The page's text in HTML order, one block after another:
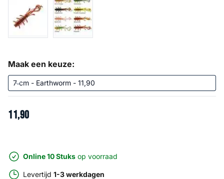
Maak een keuze:
11,90
Online 10 Stuks op voorraad
Levertijd 1-3 werkdagen